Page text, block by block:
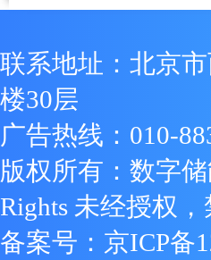
联系地址：北京
楼30层
广告热线：010-
版权所有：数字
Rights 未经授权
备案号： 京ICP备